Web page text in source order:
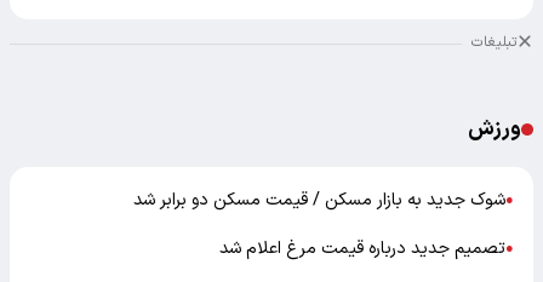
تبلیغات
ورزش
●شوک جدید به بازار مسکن / قیمت مسکن دو برابر شد
●تصمیم جدید درباره قیمت مرغ اعلام شد